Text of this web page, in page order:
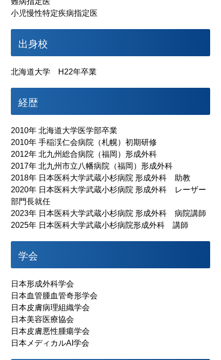
小児慢性特定疾病指定医
出身校
北海道大学 H22年卒業
経歴
2010年 北海道大学医学部卒業
2010年 手稲渓仁会病院（札幌）初期研修
2012年 北九州総合病院（福岡）形成外科
2017年 北九州市立八幡病院（福岡）形成外科
2018年 日本医科大学武蔵小杉病院 形成外科 助教
2020年 日本医科大学武蔵小杉病院 形成外科 レーザー
部門長就任
2023年 日本医科大学武蔵小杉病院 形成外科 病院講師
2025年 日本医科大学武蔵小杉病院形成外科 講師
学会
日本形成外科学会
日本血管腫血管奇形学会
日本皮膚病理組織学会
日本美容医療協会
日本皮膚悪性腫瘍学会
日本メディカルAI学会